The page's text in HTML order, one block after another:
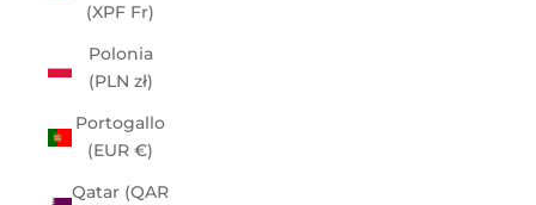
(XPF Fr)
Polonia
(PLN zł)
Portogallo
(EUR €)
Qatar (QAR